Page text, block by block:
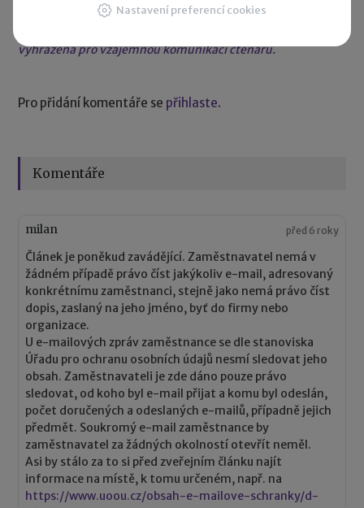
vyhrazena pro vzájemnou komunikaci čtenářů.
Pro přidání komentáře se přihlaste.
Komentáře
milan před 6 roky
Článek je poněkud zavádějící. Zaměstnavatel nemá v
žádném případě právo číst jakýkoliv e-mail, adresovaný
konkrétnímu zaměstnanci, stejně jako nemá právo číst
dopis, zaslaný na jeho jméno, byť do firmy nebo
organizace.
U e-mailových zpráv zaměstnance se dle stanoviska
Úřadu pro ochranu osobních údajů nesmí sledovat jeho
obsah. Zaměstnavateli je zde dáno pouze právo
sledovat, od koho byl e-mail přijat a komu byl odeslán,
počet doručených a odeslaných e-mailů, případně jejich
předmět. Soukromý e-mail zaměstnance by
zaměstnavatel za žádných okolností otevřít neměl.
Asi by stálo za to si před zveřejním článku najít
informace na místě, k tomu určeném, např. na
https://www.uoou.cz/obsah-e-mailove-schranky/d-
Nastavení preferencí cookies